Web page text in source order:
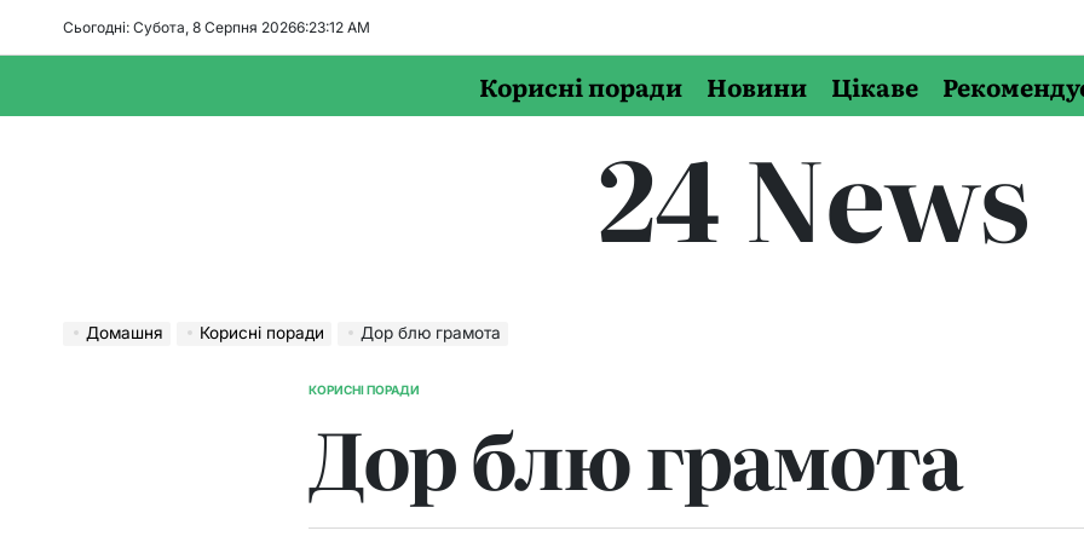
Сьогодні: Субота, 8 Серпня 20266:23:13 AM
Корисні поради Новини Цікаве
24 News
Домашня Корисні поради Дор блю грамота
ОПУБЛІКУВАТИ
КОРИСНІ ПОРАДИ
Дор блю грамота